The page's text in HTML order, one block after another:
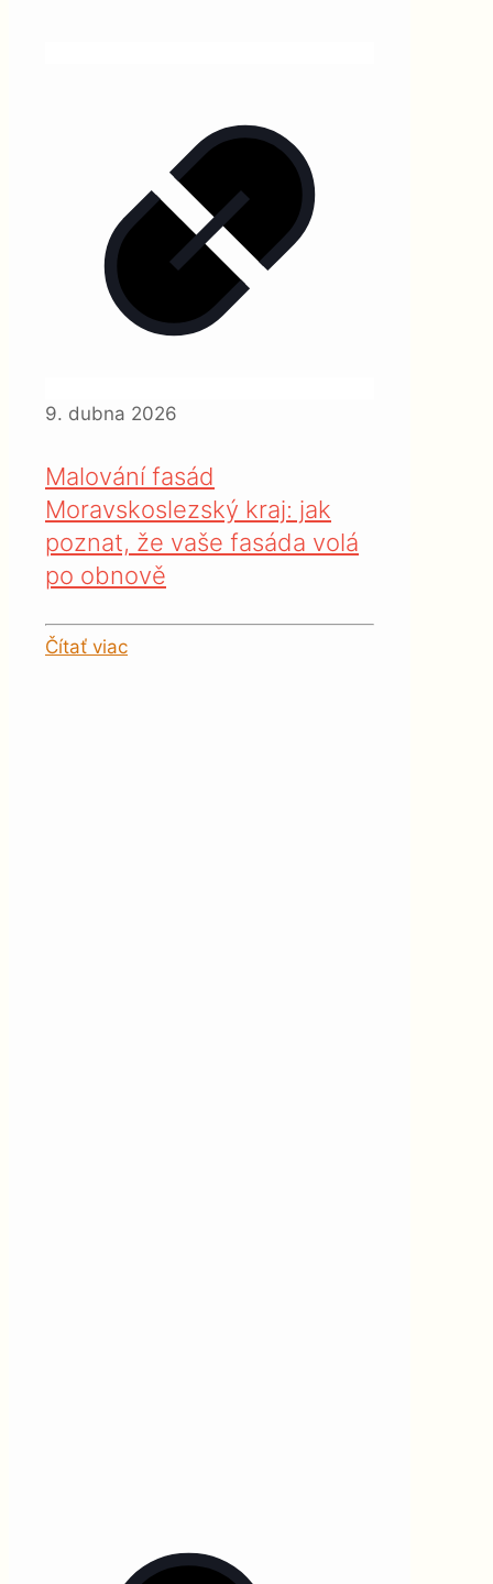
9. dubna 2026
Malování fasád
Moravskoslezský kraj: jak
poznat, že vaše fasáda volá
po obnově
Čítať viac